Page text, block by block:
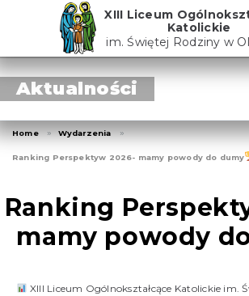
XIII Liceum
Katolickie
im. Świętej Rodziny w
Aktualności
Home Wydarzenia
Ranking Perspektyw 2026- mamy powody do dumy
Ranking
mamy powody
XIII Liceum Ogólnokształcące Katolickie im.